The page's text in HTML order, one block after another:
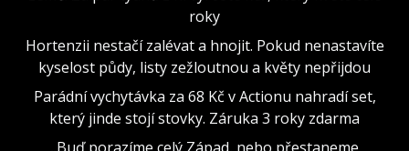
roky
Hortenzii nestačí zalévat a hnojit. Pokud nenastavíte
kyselost půdy, listy zežloutnou a květy nepřijdou
Parádní vychytávka za 68 Kč v Actionu nahradí set,
který jinde stojí stovky. Záruka 3 roky zdarma